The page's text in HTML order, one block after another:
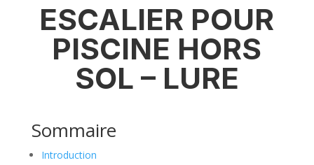
ESCALIER POUR
PISCINE HORS
SOL – LURE
Sommaire
Introduction